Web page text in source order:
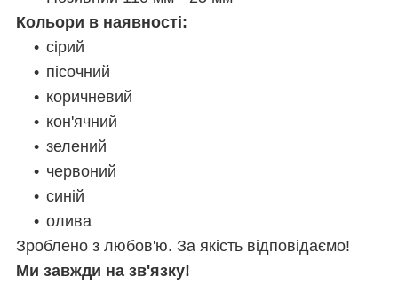
Кольори в наявності:
сірий
пісочний
коричневий
кон'ячний
зелений
червоний
синій
олива
Зроблено з любов'ю. За якість відповідаємо!
Ми завжди на зв'язку!